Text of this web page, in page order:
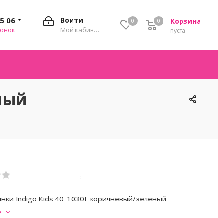
0 Корзина
0
пуста
0
Войти
Мой кабинет
06
:
Indigo Kids 40-1030F коричневый/зелёный